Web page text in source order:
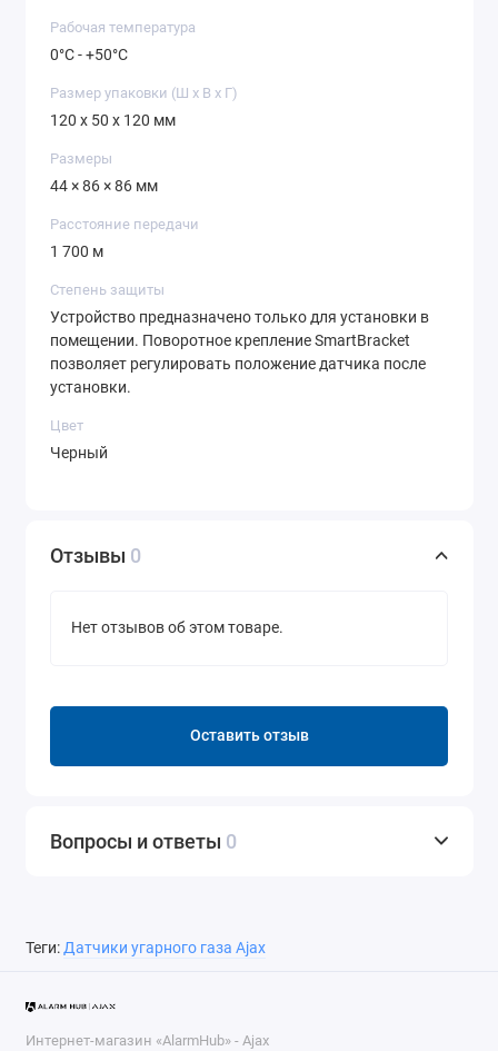
Рабочая температура
0°C - +50°C
Размер упаковки (Ш х В х Г)
120 x 50 x 120 мм
Размеры
44 × 86 × 86 мм
Расстояние передачи
1 700 м
Степень защиты
Устройство предназначено только для установки в
помещении. Поворотное крепление SmartBracket
позволяет регулировать положение датчика после
установки.
Цвет
Черный
Отзывы 0
Нет отзывов об этом товаре.
Оставить отзыв
Вопросы и ответы 0
Теги:Датчики угарного газа Ajax
Интернет-магазин «AlarmHub» - Ajax